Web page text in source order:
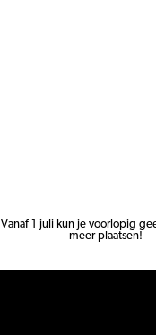
Vanaf 1 juli kun je voorlopig
meer plaatsen!